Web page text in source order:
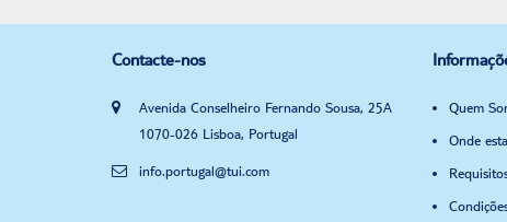
Contacte-nos
Avenida Conselheiro Fernando Sousa, 25A
1070-026 Lisboa, Portugal
info.portugal@tui.com
Quem
Onde